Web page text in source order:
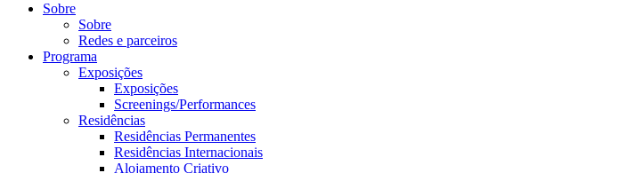
Sobre
Sobre
Redes e parceiros
Programa
Exposições
Exposições
Screenings/Performances
Residências
Residências Permanentes
Residências Internacionais
Alojamento Criativo